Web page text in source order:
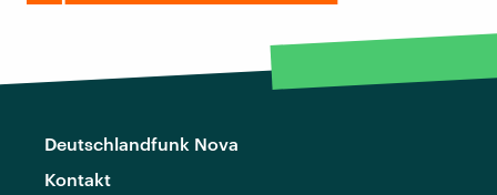
Deutschlandfunk Nova
Kontakt